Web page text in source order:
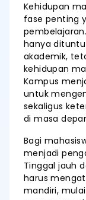
Kehidupan
fase penting
hanya
akademik,
kehidupan
Kampus
untuk
sekaligus
di masa
Bagi
menjadi
Tinggal jauh
harus
mandiri,